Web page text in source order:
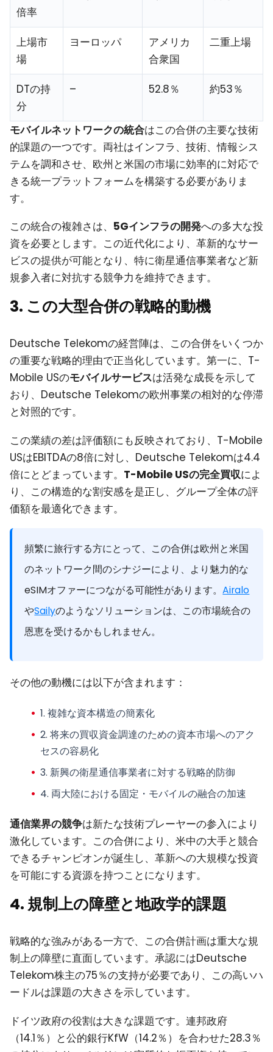
倍率
上場市
場
ヨーロッパ
アメリカ
合衆国
二重上場
DTの持
分
– 52.8％ 約53％
モバイルネットワークの統合はこの合併の主要な技術
的課題の一つです。両社はインフラ、技術、情報シス
テムを調和させ、欧州と米国の市場に効率的に対応で
きる統一プラットフォームを構築する必要がありま
す。
この統合の複雑さは、 5Gインフラの開発への多大な投
資を必要とします。この近代化により、革新的なサー
ビスの提供が可能となり、特に衛星通信事業者など新
規参入者に対抗する競争力を維持できます。
3. この大型合併の戦略的動機
Deutsche Telekomの経営陣は、この合併をいくつか
の重要な戦略的理由で正当化しています。第一に、T-
Mobile USのモバイルサービスは活発な成長を示して
おり、Deutsche Telekomの欧州事業の相対的な停滞
と対照的です。
この業績の差は評価額にも反映されており、T-Mobile
USはEBITDAの8倍に対し、Deutsche Telekomは4.4
倍にとどまっています。 T-Mobile USの完全買収によ
り、この構造的な割安感を是正し、グループ全体の評
価額を最適化できます。
頻繁に旅行する方にとって、この合併は欧州と米国
のネットワーク間のシナジーにより、より魅力的な
eSIMオファーにつながる可能性があります。Airalo
やSailyのようなソリューションは、この市場統合の
恩恵を受けるかもしれません。
その他の動機には以下が含まれます：
1. 複雑な資本構造の簡素化
2. 将来の買収資金調達のための資本市場へのアク
セスの容易化
3. 新興の衛星通信事業者に対する戦略的防御
4. 両大陸における固定・モバイルの融合の加速
通信業界の競争は新たな技術プレーヤーの参入により
激化しています。この合併により、米中の大手と競合
できるチャンピオンが誕生し、革新への大規模な投資
を可能にする資源を持つことになります。
4. 規制上の障壁と地政学的課題
戦略的な強みがある一方で、この合併計画は重大な規
制上の障壁に直面しています。承認にはDeutsche
Telekom株主の75％の支持が必要であり、この高いハ
ードルは課題の大きさを示しています。
ドイツ政府の役割は大きな課題です。連邦政府
（14.1％）と公的銀行KfW（14.2％）を合わせた28.3％